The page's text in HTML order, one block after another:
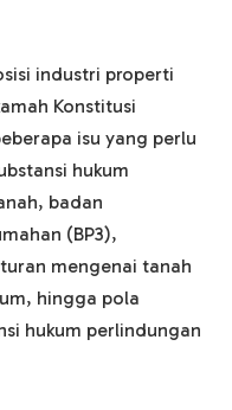
industri properti
Konstitusi
isu yang perlu
hukum
badan
(BP3),
mengenai tanah
hingga pola
hukum perlindungan